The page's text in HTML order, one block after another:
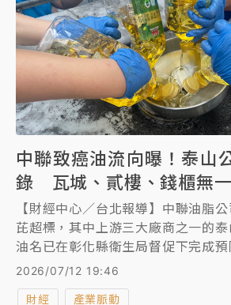
中聯致癌油流向曝！泰山
錄 瓦城、貳樓、錢櫃無
【財經中心／台北報導】中聯油脂
芘超標，其中上游三大廠商之一的
油名已在彰化縣衛生局督促下完成預
天（7/12）於官網公布4月至6月下
資訊，其中包括瓦城、貳樓、鬍鬚張
2026/07/12 19:46
財經 產業脈動